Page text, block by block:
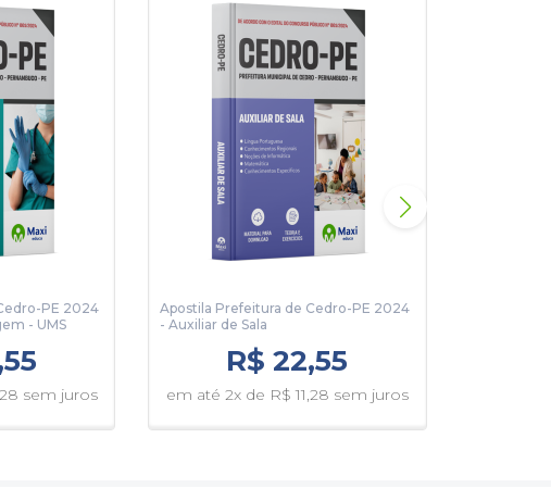
PE 2024
- UMS
sem juros
Apostila Prefeitura de Cedro-PE 2024
- Auxiliar de Sala
R$ 22,55
em até 2x de R$ 11,28 sem juros